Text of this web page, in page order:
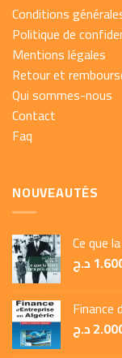
Conditions
Politique de
Mentions légales
Retour et
Qui sommes-nous
Contact
Faq
NOUVEAUTÉS
Ce que
د.ج
Finance
د.ج